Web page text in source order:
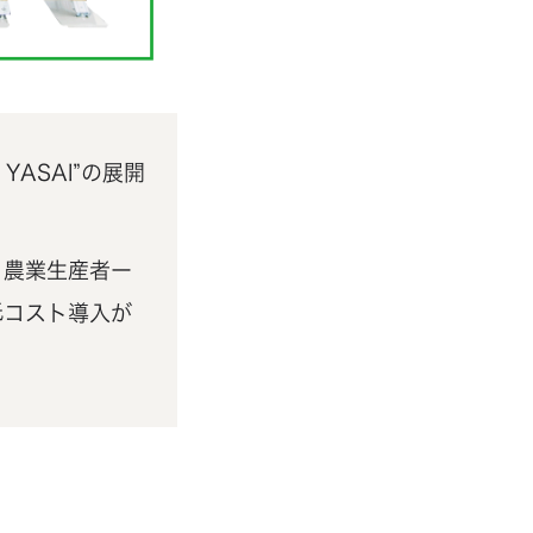
の展開
業生産者ー
スト導入が